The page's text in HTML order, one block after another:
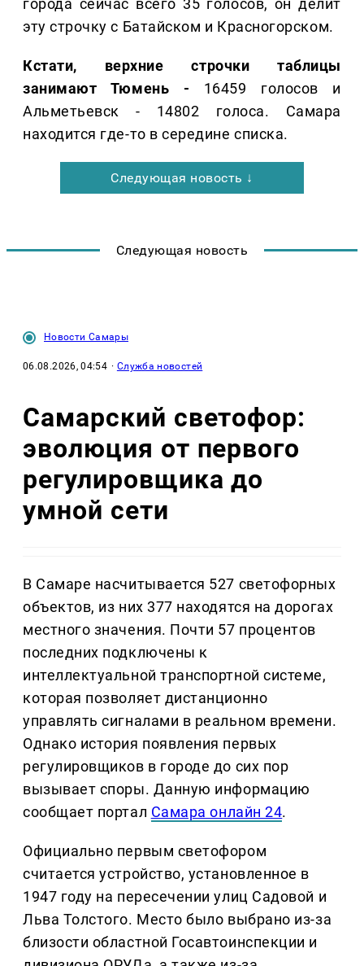
города сейчас всего 35 голосов, он делит
эту строчку с Батайском и Красногорском.
Кстати, верхние строчки таблицы
занимают Тюмень - 16459 голосов и
Альметьевск - 14802 голоса. Самара
находится где-то в середине списка.
Следующая новость ↓
Следующая новость
Новости Самары
06.08.2026, 04:54 · Служба новостей
Самарский светофор:
эволюция от первого
регулировщика до
умной сети
В Самаре насчитывается 527 светофорных
объектов, из них 377 находятся на дорогах
местного значения. Почти 57 процентов
последних подключены к
интеллектуальной транспортной системе,
которая позволяет дистанционно
управлять сигналами в реальном времени.
Однако история появления первых
регулировщиков в городе до сих пор
вызывает споры. Данную информацию
сообщает портал Самара онлайн 24.
Официально первым светофором
считается устройство, установленное в
1947 году на пересечении улиц Садовой и
Льва Толстого. Место было выбрано из-за
близости областной Госавтоинспекции и